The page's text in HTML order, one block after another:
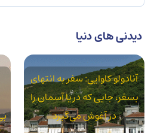
دیدنی های دنیا
محله بشیکتاش: جایی که
تاریخ باشکوه در کنار شور
بی‌پایان فوتبال نفس می‌کشد